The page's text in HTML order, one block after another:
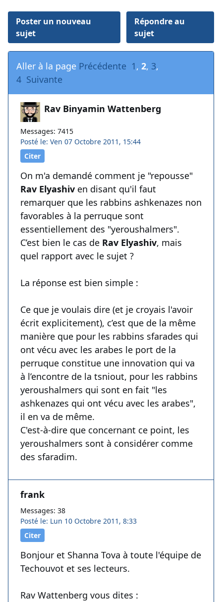
Poster un nouveau
sujet
Répondre au
sujet
Aller à la page Précédente 1, 2, 3,
4 Suivante
Rav Binyamin Wattenberg
Messages: 7415
Posté le: Ven 07 Octobre 2011, 15:44
Citer
On m'a demandé comment je "repousse"
Rav Elyashiv en disant qu'il faut
remarquer que les rabbins ashkenazes non
favorables à la perruque sont
essentiellement des "yeroushalmers".
C’est bien le cas de Rav Elyashiv, mais
quel rapport avec le sujet ?
La réponse est bien simple :
Ce que je voulais dire (et je croyais l'avoir
écrit explicitement), c’est que de la même
manière que pour les rabbins sfarades qui
ont vécu avec les arabes le port de la
perruque constitue une innovation qui va
à l’encontre de la tsniout, pour les rabbins
yeroushalmers qui sont en fait "les
ashkenazes qui ont vécu avec les arabes",
il en va de même.
C'est-à-dire que concernant ce point, les
yeroushalmers sont à considérer comme
des sfaradim.
frank
Messages: 38
Posté le: Lun 10 Octobre 2011, 8:33
Citer
Bonjour et Shanna Tova à toute l'équipe de
Techouvot et ses lecteurs.
Rav Wattenberg vous dites :